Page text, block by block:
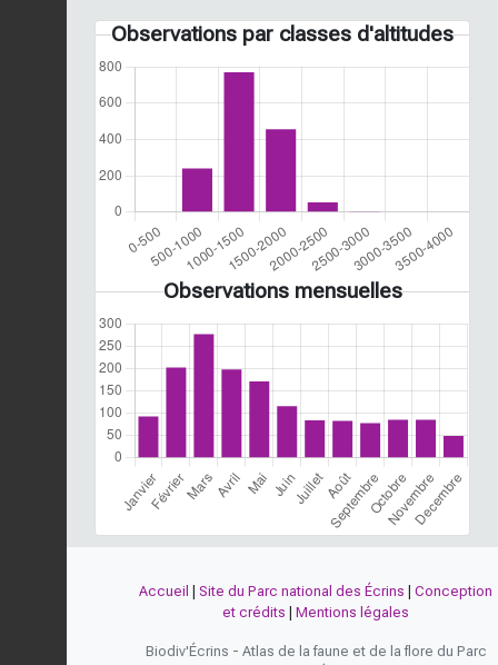
Observations par classes d'altitudes
Observations mensuelles
Accueil Site du Parc national des Écrins
Conception
et crédits
Mentions légales
Biodiv'Écrins - Atlas de la faune et de la flore du Parc